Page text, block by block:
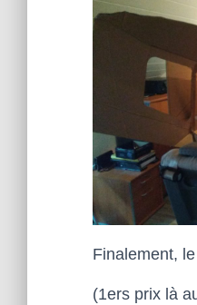
Finalement,
(1ers prix là